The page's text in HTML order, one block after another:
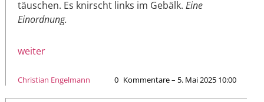
täuschen. Es knirscht links im Gebälk. Eine
Einordnung.
weiter
Christian Engelmann 0 Kommentare – 5. Mai 2025 10:00